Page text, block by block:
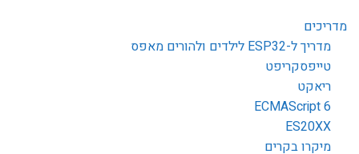
מדריכים
מדריך ל-ESP32 לילדים ולהורים מאפס
טייפסקריפט
ריאקט
ECMAScript 6
ES20XX
מיקרו בקרים